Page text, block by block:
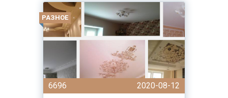
РАЗНОЕ
6696
2020-08-12